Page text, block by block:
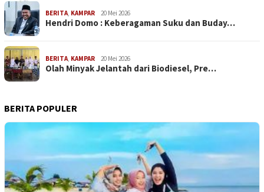
BERITA, KAMPAR 20 Mei 2026
Hendri Domo : Keberagaman Suku dan Buday…
BERITA, KAMPAR 20 Mei 2026
Olah Minyak Jelantah dari Biodiesel, Pre…
BERITA POPULER